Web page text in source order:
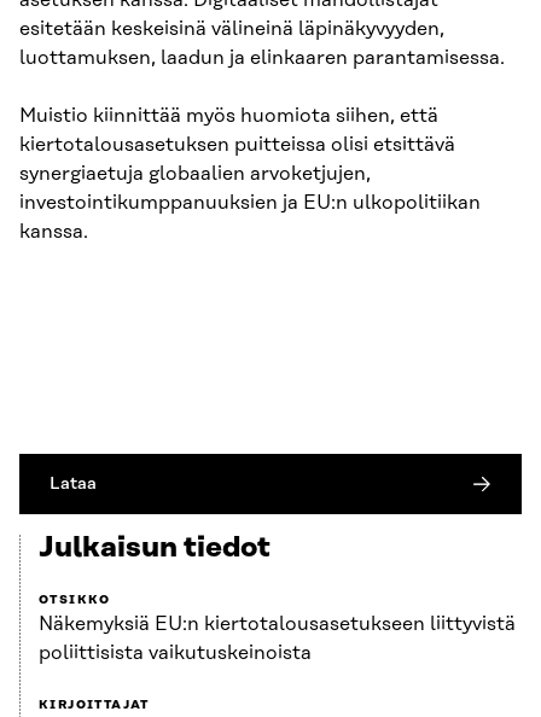
esitetään keskeisinä välineinä läpinäkyvyyden,
luottamuksen, laadun ja elinkaaren parantamisessa.
Muistio kiinnittää myös huomiota siihen, että
kiertotalousasetuksen puitteissa olisi etsittävä
synergiaetuja globaalien arvoketjujen,
investointikumppanuuksien ja EU:n ulkopolitiikan
kanssa.
Lataa
Julkaisun tiedot
OTSIKKO
Näkemyksiä EU:n kiertotalousasetukseen liittyvistä
poliittisista vaikutuskeinoista
KIRJOITTAJAT